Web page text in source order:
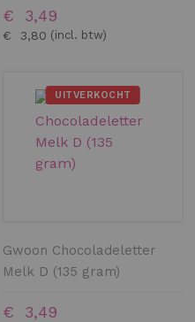
€ 3,80
€ 3,49
UITVERKOCHT
Gwoon Chocoladeletter
Melk D (135 gram)
€ 3,49